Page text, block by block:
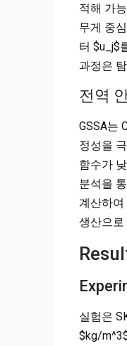
적해 가
무게 중
터 $u_j$
과정은
전역
GSSA는
정성을
함수가
분석을
계산하
생산으로
실험은
$kg/